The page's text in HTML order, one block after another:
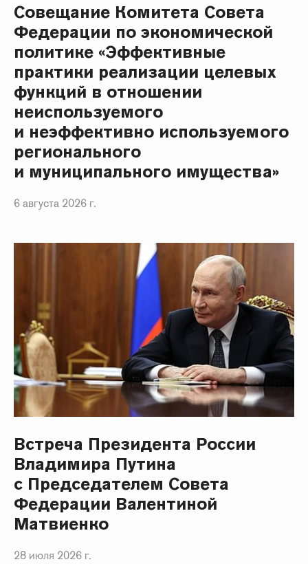
Совещание Комитета Совета
Федерации по экономической
политике «Эффективные
практики реализации целевых
функций в отношении
неиспользуемого
и неэффективно используемого
регионального
и муниципального имущества»
6 августа 2026 г.
Встреча Президента России
Владимира Путина
с Председателем Совета
Федерации Валентиной
Матвиенко
28 июля 2026 г.